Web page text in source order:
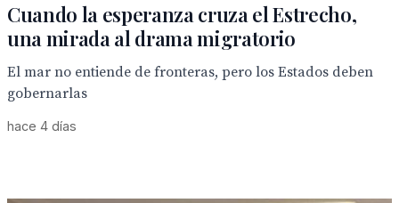
Cuando la esperanza cruza el Estrecho,
una mirada al drama migratorio
El mar no entiende de fronteras, pero los Estados deben
gobernarlas
hace 4 días